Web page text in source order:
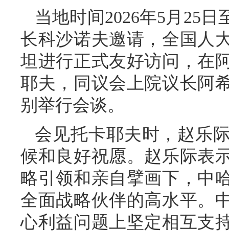
当地时间2026年5月25
长科沙诺夫邀请，全国人
坦进行正式友好访问，在
耶夫，同议会上院议长阿
别举行会谈。
会见托卡耶夫时，赵乐
候和良好祝愿。赵乐际表
略引领和亲自擘画下，中
全面战略伙伴的高水平。
心利益问题上坚定相互支